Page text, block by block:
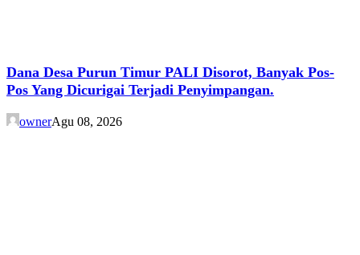
Dana Desa Purun Timur PALI Disorot, Banyak Pos-
Pos Yang Dicurigai Terjadi Penyimpangan.
ownerAgu 08, 2026